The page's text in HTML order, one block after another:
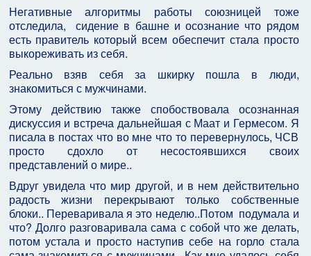
Негативные алгоритмы работы союзницей тоже
отследила, сидение в башне и осознание что рядом
есть правитель который всем обеспечит стала просто
выкореживать из себя.
Реально взяв себя за шкирку пошла в люди,
знакомиться с мужчинами.
Этому действию также спобоствовала осознанная
дискуссия и встреча дальнейшая с Маат и Гермесом. Я
писала в постах что во мне что то перевернулось, ЧСВ
просто сдохло от несостоявшихся своих
представлений о мире..
Вдруг увидела что мир другой, и в нем действительно
радость жизни перекрывают только собственные
блоки.. Переваривала я это неделю..Потом подумала и
что? Долго разговаривала сама с собой что же делать,
потом устала и просто наступив себе на горло стала